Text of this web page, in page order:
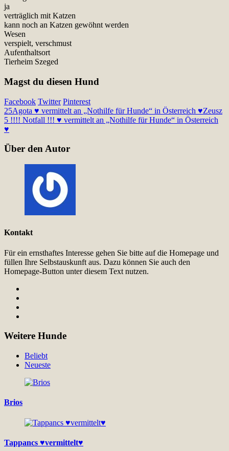
ja
verträglich mit Katzen
kann noch an Katzen gewöhnt werden
Wesen
verspielt, verschmust
Aufenthaltsort
Tierheim Szeged
Magst du diesen Hund
Facebook Twitter Pinterest
25Agota ♥ vermittelt an „Nothilfe für Hunde“ in Österreich ♥Zeusz
5 !!!! Notfall !!! ♥ vermittelt an „Nothilfe für Hunde“ in Österreich
♥
Über den Autor
Kontakt
Für ein ernsthaftes Interesse gehen Sie bitte auf die Homepage und
füllen Ihre Selbstauskunft aus. Dazu können Sie auch den
Homepage-Button unter diesem Text nutzen.
Weitere Hunde
Beliebt
Neueste
Brios
Tappancs ♥vermittelt♥